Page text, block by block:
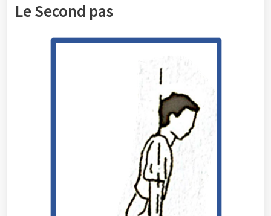
Le Second pas